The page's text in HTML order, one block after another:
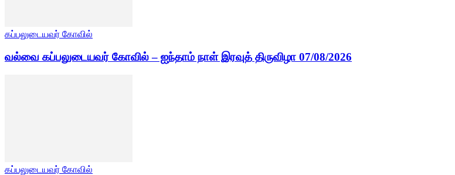
கப்பலுடையவர் கோவில்
வல்வை கப்பலுடையவர் கோவில் – ஐந்தாம் நாள் இரவுத் திருவிழா 07/08/2026
கப்பலுடையவர் கோவில்